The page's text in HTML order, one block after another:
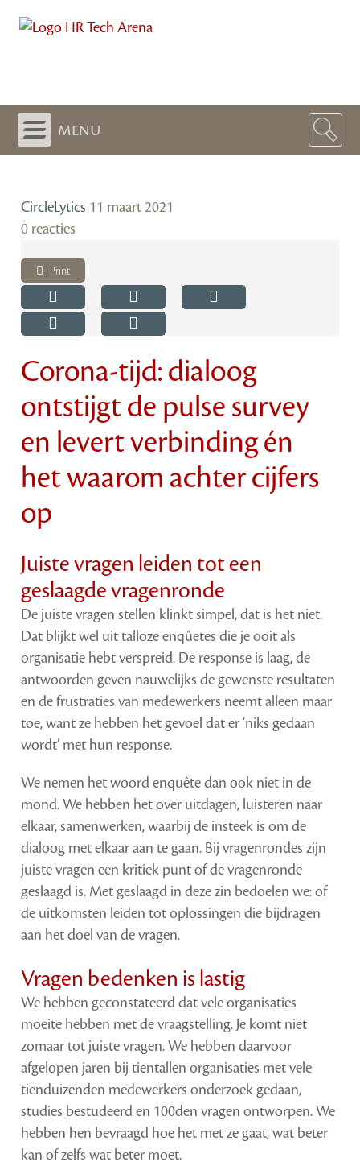
menu
CircleLytics 11 maart 2021
0 reacties
Print
Corona-tijd: dialoog
ontstijgt de pulse survey
en levert verbinding én
het waarom achter cijfers
op
Juiste vragen leiden tot een
geslaagde vragenronde
De juiste vragen stellen klinkt simpel, dat is het niet.
Dat blijkt wel uit talloze enqûetes die je ooit als
organisatie hebt verspreid. De response is laag, de
antwoorden geven nauwelijks de gewenste resultaten
en de frustraties van medewerkers neemt alleen maar
toe, want ze hebben het gevoel dat er ‘niks gedaan
wordt’ met hun response.
We nemen het woord enquête dan ook niet in de
mond. We hebben het over uitdagen, luisteren naar
elkaar, samenwerken, waarbij de insteek is om de
dialoog met elkaar aan te gaan. Bij vragenrondes zijn
juiste vragen een kritiek punt of de vragenronde
geslaagd is. Met geslaagd in deze zin bedoelen we: of
de uitkomsten leiden tot oplossingen die bijdragen
aan het doel van de vragen.
Vragen bedenken is lastig
We hebben geconstateerd dat vele organisaties
moeite hebben met de vraagstelling. Je komt niet
zomaar tot juiste vragen. We hebben daarvoor
afgelopen jaren bij tientallen organisaties met vele
tienduizenden medewerkers onderzoek gedaan,
studies bestudeerd en 100den vragen ontworpen. We
hebben hen bevraagd hoe het met ze gaat, wat beter
kan of zelfs wat beter moet.